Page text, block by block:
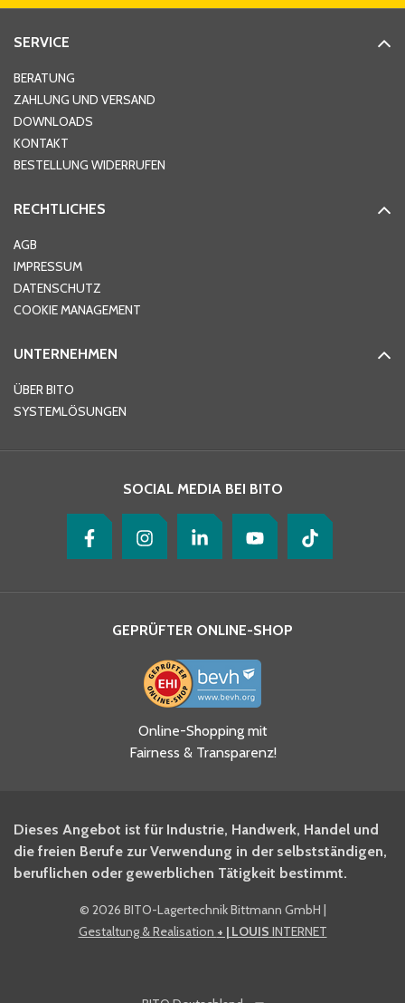
Hausnummer
Ort*
Telefon
Ja, ich habe die
Datenschutzhinweise gelesen
und akzeptiere diese.
BITO Newsletter Fachwissen
Intralogistiker anmelden.
Ja, ich möchte mich für den
BITO Shop-Newsletter
SERVICE
BERATUNG
ZAHLUNG UND VERSAND
DOWNLOADS
KONTAKT
BESTELLUNG WIDERRUFEN
RECHTLICHES
AGB
IMPRESSUM
DATENSCHUTZ
COOKIE MANAGEMENT
UNTERNEHMEN
ÜBER BITO
SYSTEMLÖSUNGEN
SOCIAL MEDIA BEI BITO
GEPRÜFTER ONLINE-SHOP
Online-Shopping mit
Fairness & Transparenz!
Dieses Angebot ist für Industrie, Handwerk, Handel und
die freien Berufe zur Verwendung in der selbstständigen,
beruflichen oder gewerblichen Tätigkeit bestimmt.
© 2026 BITO-Lagertechnik Bittmann GmbH |
Gestaltung & Realisation + | LOUIS INTERNET